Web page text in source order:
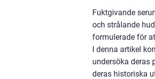
Fuktgivande
och strålande
formulerade för
I denna artikel
undersöka deras
deras historiska